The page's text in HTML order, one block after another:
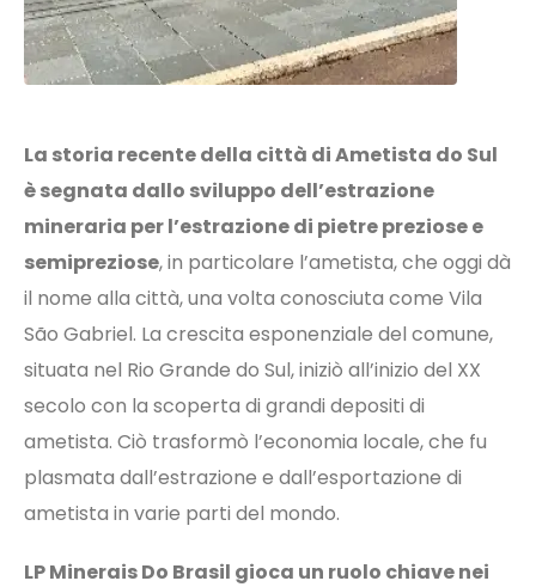
La storia recente della città di Ametista do Sul
è segnata dallo sviluppo dell’estrazione
mineraria per l’estrazione di pietre preziose e
semipreziose, in particolare l’ametista, che oggi dà
il nome alla città, una volta conosciuta come Vila
São Gabriel. La crescita esponenziale del comune,
situata nel Rio Grande do Sul, iniziò all’inizio del XX
secolo con la scoperta di grandi depositi di
ametista. Ciò trasformò l’economia locale, che fu
plasmata dall’estrazione e dall’esportazione di
ametista in varie parti del mondo.
LP Minerais Do Brasil gioca un ruolo chiave nei